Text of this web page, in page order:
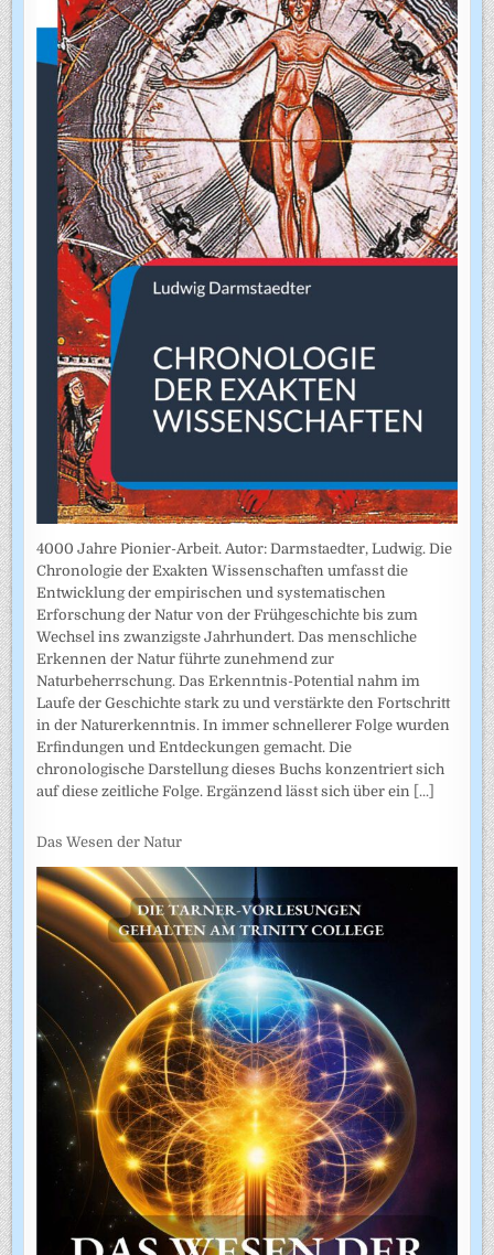
4000 Jahre Pionier-Arbeit. Autor: Darmstaedter, Ludwig. Die
Chronologie der Exakten Wissenschaften umfasst die
Entwicklung der empirischen und systematischen
Erforschung der Natur von der Frühgeschichte bis zum
Wechsel ins zwanzigste Jahrhundert. Das menschliche
Erkennen der Natur führte zunehmend zur
Naturbeherrschung. Das Erkenntnis-Potential nahm im
Laufe der Geschichte stark zu und verstärkte den Fortschritt
in der Naturerkenntnis. In immer schnellerer Folge wurden
Erfindungen und Entdeckungen gemacht. Die
chronologische Darstellung dieses Buchs konzentriert sich
auf diese zeitliche Folge. Ergänzend lässt sich über ein [...]
Das Wesen der Natur